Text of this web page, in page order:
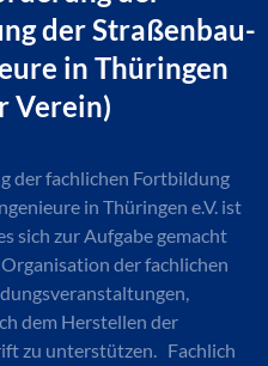
der Straßenbau-
in Thüringen
Verein)
der fachlichen Fortbildung
in Thüringen e.V. ist
sich zur Aufgabe gemacht
der fachlichen
dem Herstellen der
zu unterstützen. Fachlich